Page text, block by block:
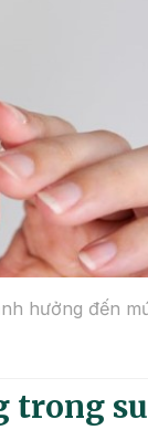
hưởng đến
trong